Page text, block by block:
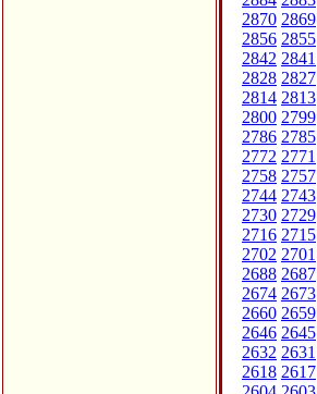
2870 2869
2856 2855
2842 2841
2828 2827
2814 2813
2800 2799
2786 2785
2772 2771
2758 2757
2744 2743
2730 2729
2716 2715
2702 2701
2688 2687
2674 2673
2660 2659
2646 2645
2632 2631
2618 2617